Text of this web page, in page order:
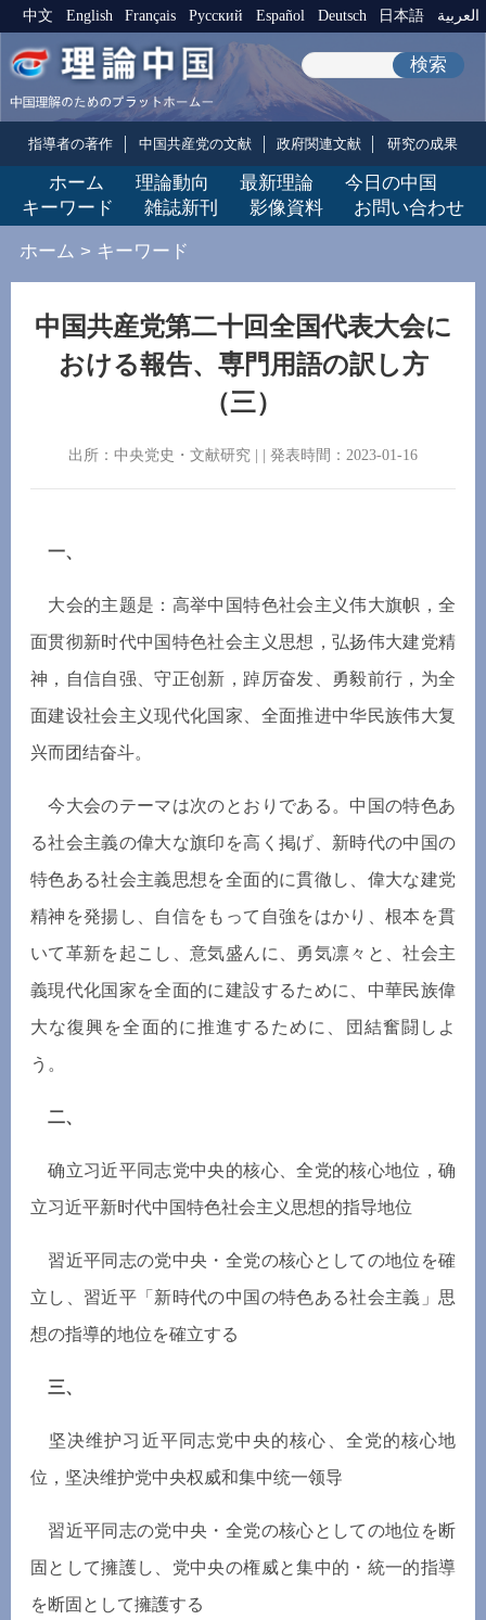
中文 English Français Pусский Español Deutsch 日本語 العربية
検索
指導者の著作 中国共産党の文献 政府関連文献 研究の成果
ホーム 理論動向 最新理論
今日の中国
キーワード
雑誌新刊 影像資料 お問い合わせ
ホーム > キーワード
中国共産党第二十回全国代表大会に
おける報告、専門用語の訳し方
（三）
出所：中央党史・文献研究 | | 発表時間：2023-01-16
一、
大会的主题是：高举中国特色社会主 义伟大旗帜 ，全
面贯彻新时代中国特色社会主 义 思想，弘扬伟大建党精
神，自信自强 、守正创 新，踔厉奋发 、勇毅前行， 为全
面建设社会主 义现代化国家、全面推进中华民族伟大复
兴而团结奋斗。
今大会のテーマは次のとおりである。中国の特色あ
る社会主義の偉大な旗印を高く掲げ、新時代の中国の
特色ある社会主義思想を全面的に貫徹し、偉大な建党
精神を発揚し、自信をもって自強をはかり、根本を貫
いて革新を起こし、意気盛んに、勇気凛々と、社会主
義現代化国家を全面的に建設するために、中華民族偉
大な復興を全面的に推進するために、団結奮闘しよ
う。
二、
确立习近平同志党中央的核心、全党的核心地位，确
立习近平新时代中国特色社会主 义 思想的指导地位
習近平同志の党中央 ・ 全党の核心としての地位を確
立し、習近平「新時代の中国の特色ある社会主義」思
想の指導的地位を確立する
三、
坚决维护习 近平同志党中央的核心、全党的核心地
位， 坚决维护党中央权威和集中统一领导
習近平同志の党中央 ・ 全党の核心としての地位を断
固として擁護し、党中央の権威と集中的 ・ 統一的指導
を断固として擁護する